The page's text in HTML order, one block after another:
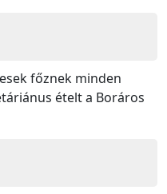
főznek minden
ételt a Boráros